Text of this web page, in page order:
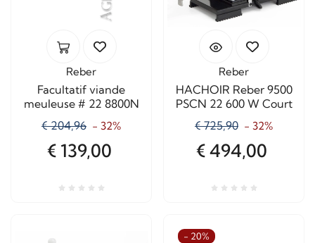
Reber
Facultatif viande
meuleuse # 22 8800N
€ 204,96 - 32%
€ 139,00
Reber
HACHOIR Reber 9500
PSCN 22 600 W Court
€ 725,90 - 32%
€ 494,00
- 20%